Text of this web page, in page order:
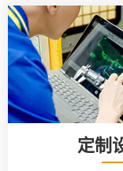
定制